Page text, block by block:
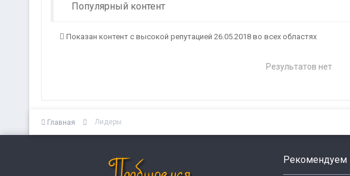
Популярный контент
Показан контент с высокой репутацией 26.05.2018 во всех областях
Результатов нет
Главная Лидеры
Рекомендуем